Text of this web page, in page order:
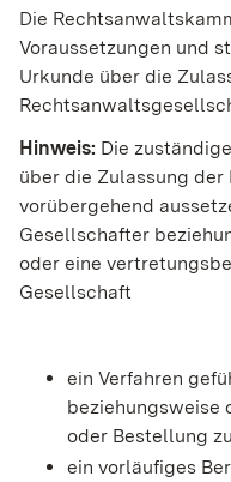
Die
Voraussetzungen und
Urkunde über die
Hinweis: Die
über die Zulassung
vorübergehend
Gesellschafter
oder eine
Gesellschaft
ein Verfahren
beziehungsweise
oder Bestellung
ein vorläufiges